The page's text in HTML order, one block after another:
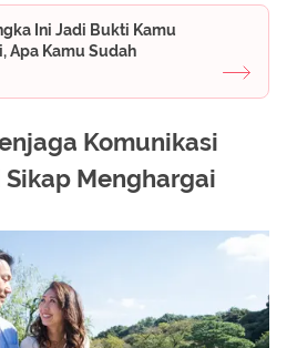
Ini Jadi Bukti Kamu
Apa Kamu Sudah
Komunikasi
Menghargai